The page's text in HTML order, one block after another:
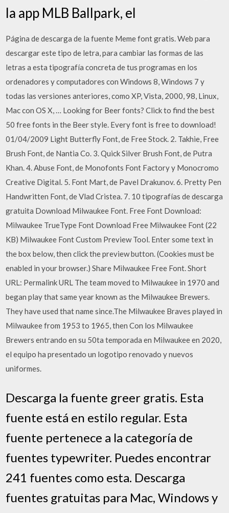
la app MLB Ballpark, el
Página de descarga de la fuente Meme font gratis. Web para
descargar este tipo de letra, para cambiar las formas de las
letras a esta tipografía concreta de tus programas en los
ordenadores y computadores con Windows 8, Windows 7 y
todas las versiones anteriores, como XP, Vista, 2000, 98, Linux,
Mac con OS X, … Looking for Beer fonts? Click to find the best
50 free fonts in the Beer style. Every font is free to download!
01/04/2009 Light Butterfly Font, de Free Stock. 2. Takhie, Free
Brush Font, de Nantia Co. 3. Quick Silver Brush Font, de Putra
Khan. 4. Abuse Font, de Monofonts Font Factory y Monocromo
Creative Digital. 5. Font Mart, de Pavel Drakunov. 6. Pretty Pen
Handwritten Font, de Vlad Cristea. 7. 10 tipografías de descarga
gratuita Download Milwaukee Font. Free Font Download:
Milwaukee TrueType Font Download Free Milwaukee Font (22
KB) Milwaukee Font Custom Preview Tool. Enter some text in
the box below, then click the preview button. (Cookies must be
enabled in your browser.) Share Milwaukee Free Font. Short
URL: Permalink URL The team moved to Milwaukee in 1970 and
began play that same year known as the Milwaukee Brewers.
They have used that name since.The Milwaukee Braves played in
Milwaukee from 1953 to 1965, then Con los Milwaukee
Brewers entrando en su 50ta temporada en Milwaukee en 2020,
el equipo ha presentado un logotipo renovado y nuevos
uniformes.
Descarga la fuente greer gratis. Esta
fuente está en estilo regular. Esta
fuente pertenece a la categoría de
fuentes typewriter. Puedes encontrar
241 fuentes como esta. Descarga
fuentes gratuitas para Mac, Windows y